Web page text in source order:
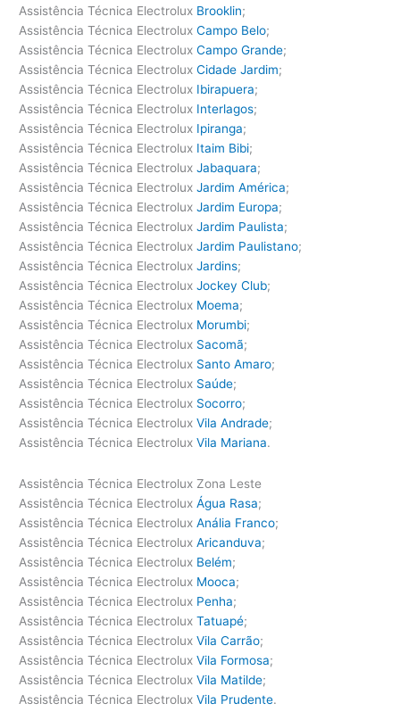
Assistência Técnica Electrolux Brooklin;
Assistência Técnica ElectroluxCampo Belo;
Assistência Técnica ElectroluxCampo Grande;
Assistência Técnica ElectroluxCidade Jardim;
Assistência Técnica Electrolux Ibirapuera;
Assistência Técnica Electrolux Interlagos;
Assistência Técnica Electrolux Ipiranga;
Assistência Técnica Electrolux Itaim Bibi;
Assistência Técnica ElectroluxJabaquara;
Assistência Técnica ElectroluxJardim América;
Assistência Técnica ElectroluxJardim Europa;
Assistência Técnica ElectroluxJardim Paulista;
Assistência Técnica ElectroluxJardim Paulistano;
Assistência Técnica ElectroluxJardins;
Assistência Técnica ElectroluxJockey Club;
Assistência Técnica Electrolux Moema;
Assistência Técnica Electrolux Morumbi;
Assistência Técnica Electrolux Sacomã;
Assistência Técnica Electrolux Santo Amaro;
Assistência Técnica Electrolux Saúde;
Assistência Técnica Electrolux Socorro;
Assistência Técnica ElectroluxVila Andrade;
Assistência Técnica ElectroluxVila Mariana.
Assistência Técnica Electrolux Zona Leste
Assistência Técnica ElectroluxÁgua Rasa;
Assistência Técnica ElectroluxAnália Franco;
Assistência Técnica ElectroluxAricanduva;
Assistência Técnica Electrolux Belém;
Assistência Técnica Electrolux Mooca;
Assistência Técnica Electrolux Penha;
Assistência Técnica ElectroluxTatuapé;
Assistência Técnica ElectroluxVila Carrão;
Assistência Técnica ElectroluxVila Formosa;
Assistência Técnica ElectroluxVila Matilde;
Assistência Técnica ElectroluxVila Prudente.